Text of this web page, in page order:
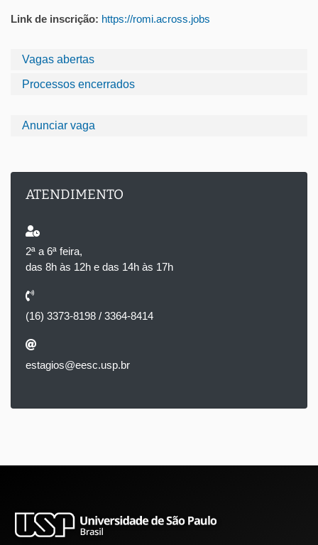
Vagas abertas
Processos encerrados
Anunciar vaga
ATENDIMENTO
2ª a 6ª feira,
das 8h às 12h e das 14h às 17h
(16) 3373-8198 / 3364-8414
estagios@eesc.usp.br
Link de inscrição: https://romi.across.jobs